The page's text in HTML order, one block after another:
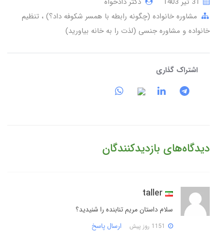
مشاوره خانواده (چگونه رابطه با همسر شکوفه داد؟) تنظیم
خانواده و مشاوره جنسی (لذت را به خانه بیاورید)
اشتراک گذاری
دیدگاه‌های بازدیدکنندگان
taller
سلام داستان مریم تنابنده را شنیدید؟
ارسال پاسخ